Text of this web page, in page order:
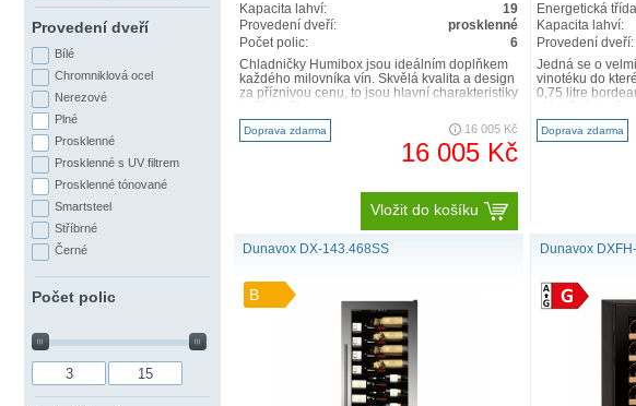
Kapacita lahví:
19
Provedení dveří:
prosklenné
Počet polic:
6
Chladničky Humibox jsou ideálním doplňkem
každého milovníka vín. Skvělá kvalita a design
za příznivou cenu, to jsou hlavní charakteristiky
Doprava zdarma 16 005 Kč
16 005 Kč
Vložit do košíku
Energetická
Kapacita lahví:
Provedení dveří:
Jedná se o
vinotéku do
0,75 litre
Doprava zdarma
Dunavox DX-143.468SS
B
Dunavox
Provedení dveří
Bílé
Chromniklová ocel
Nerezové
Plné
Prosklenné
Prosklenné s UV filtrem
Prosklenné tónované
Smartsteel
Stříbrné
Černé
Počet polic